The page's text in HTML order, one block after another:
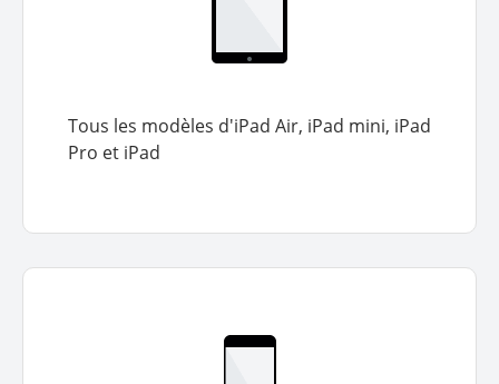
Tous les modèles d'iPad Air, iPad mini, iPad
Pro et iPad